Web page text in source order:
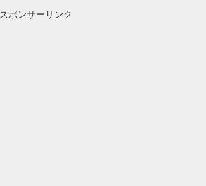
スポンサーリンク